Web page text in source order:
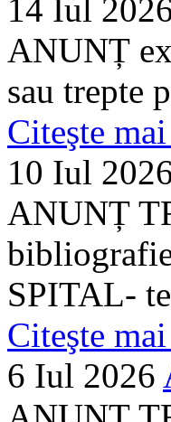
14 Iul
ANUNȚ
sau trepte
Citeşte
10 Iul
ANUNȚ
SPITAL-
Citeşte
6 Iul 2026